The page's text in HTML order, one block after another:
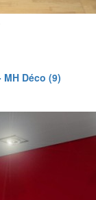
Déco (9)